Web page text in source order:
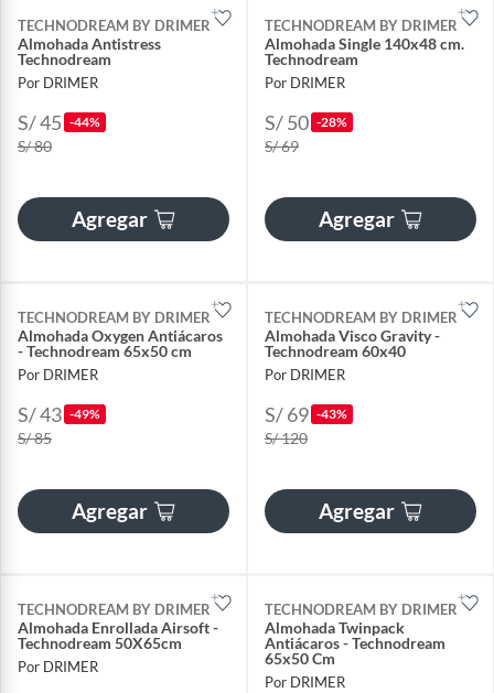
TECHNODREAM BY DRIMER
Almohada Antistress
Technodream
Por DRIMER
S/ 45 -44%
S/ 80
Agregar
TECHNODREAM BY DRIMER
Almohada Single 140x48 cm.
Technodream
Por DRIMER
S/ 50 -28%
S/ 69
Agregar
TECHNODREAM BY DRIMER
Almohada Oxygen Antiácaros
- Technodream 65x50 cm
Por DRIMER
S/ 43 -49%
S/ 85
Agregar
TECHNODREAM BY DRIMER
Almohada Visco Gravity -
Technodream 60x40
Por DRIMER
S/ 69 -43%
S/ 120
Agregar
TECHNODREAM BY DRIMER
Almohada Enrollada Airsoft -
Technodream 50X65cm
Por DRIMER
TECHNODREAM BY DRIMER
Almohada Twinpack
Antiácaros - Technodream
65x50 Cm
Por DRIMER